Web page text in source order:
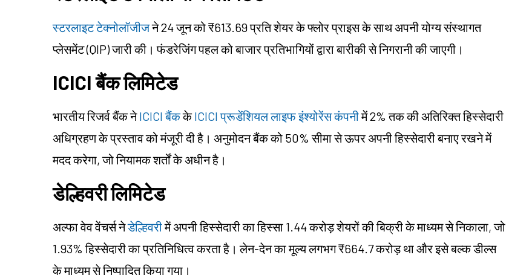
स्टरलाइट टेक्नोलॉजीजने 24 जून को ₹613.69 प्रति शेयर के फ्लोर प्राइस के साथ अपनी योग्य संस्थागत
प्लेसमेंट (QIP) जारी की। फंडरेजिंग पहल को बाजार प्रतिभागियों द्वारा बारीकी से निगरानी की जाएगी।
ICICI बैंक लिमिटेड
भारतीय रिजर्व बैंक नेICICI बैंककेICICI प्रूडेंशियल लाइफ इंश्योरेंस कंपनीमें 2% तक की अतिरिक्त हिस्सेदारी
अधिग्रहण के प्रस्ताव को मंजूरी दी है। अनुमोदन बैंक को 50% सीमा से ऊपर अपनी हिस्सेदारी बनाए रखने में
मदद करेगा, जो नियामक शर्तों के अधीन है।
डेल्हिवरी लिमिटेड
अल्फा वेव वेंचर्स नेडेल्हिवरीमें अपनी हिस्सेदारी का हिस्सा 1.44 करोड़ शेयरों की बिक्री के माध्यम से निकाला, जो
1.93% हिस्सेदारी का प्रतिनिधित्व करता है। लेन-देन का मूल्य लगभग ₹664.7 करोड़ था और इसे बल्क डील्स
के माध्यम से निष्पादित किया गया।